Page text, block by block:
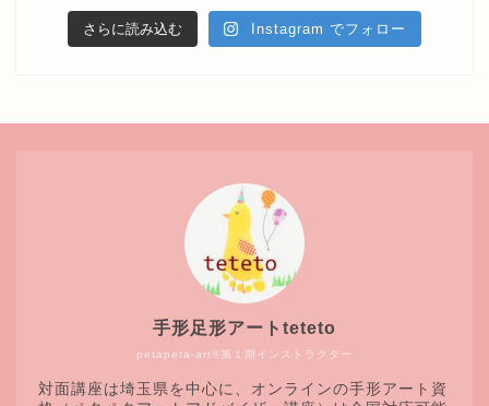
さらに読み込む Instagram でフォロー
petapeta-art®第１期インストラクター
手形足形アートteteto
対面講座は埼玉県を中心に、オンラインの手形アート資